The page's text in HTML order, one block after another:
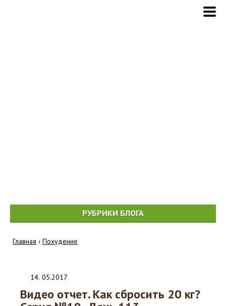
РУБРИКИ БЛОГА
Главная › Похудение
14. 05.2017
Видео отчет. Как сбросить 20 кг?